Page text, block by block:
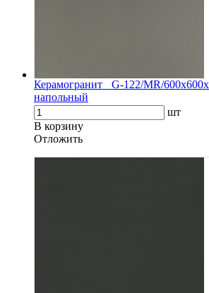
Керамогранит G-122/MR/
напольный
шт
В корзину
Oтложить